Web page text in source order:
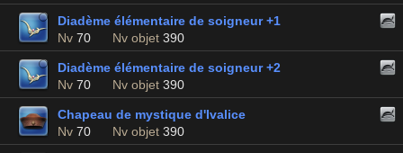
Diadème élémentaire de soigneur +1
Nv 70 Nv objet 390
Diadème élémentaire de soigneur +2
Nv 70 Nv objet 390
Chapeau de mystique d'Ivalice
Nv 70 Nv objet 390